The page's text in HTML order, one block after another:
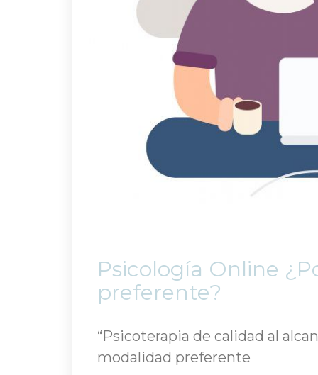
Psicología Online
preferente?
“Psicoterapia de calidad al
modalidad preferente